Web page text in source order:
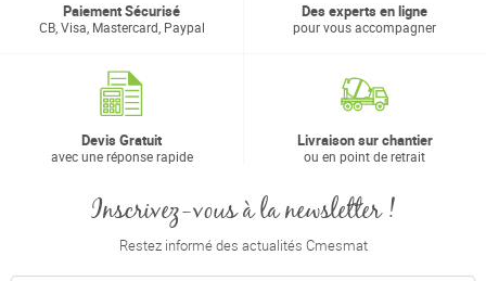
Paiement Sécurisé
CB, Visa, Mastercard, Paypal
Des experts en ligne
pour vous accompagner
Devis Gratuit
avec une réponse rapide
Livraison sur chantier
ou en point de retrait
Inscrivez-vous à la newsletter !
Restez informé des actualités Cmesmat